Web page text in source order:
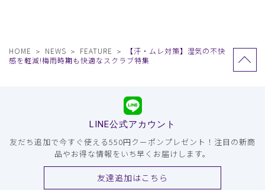
HOME NEWS FEATURE
【汗・ムレ対策】湿気の不快
感を軽減!梅雨時期も快適なスクラブ特集
LINE公式アカウント
友だち追加で今すぐ使える550円クーポンプレゼント！注目の新商
品やお得な情報をいち早くお届けします。
友達追加はこちら